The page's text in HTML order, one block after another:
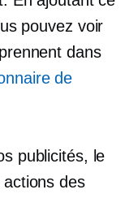
pouvez voir
dans
de
publicités, le
des